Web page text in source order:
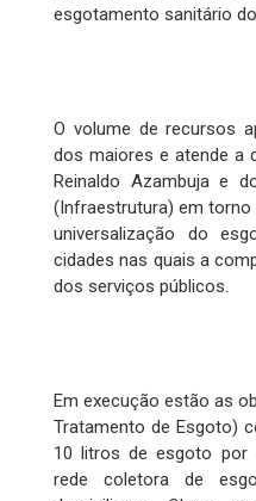
esgotamento sanitário
O volume de recursos
dos maiores e atende a
Reinaldo Azambuja e
(Infraestrutura) em
universalização do
cidades nas quais a
dos serviços públicos.
Em execução estão as
Tratamento de Esgoto)
10 litros de esgoto por
rede coletora de